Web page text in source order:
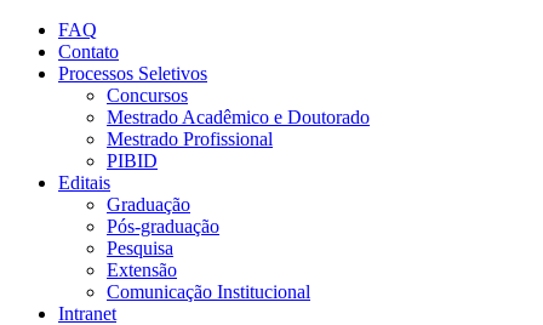
Conteúdo principal
FAQ
Contato
Processos Seletivos
Concursos
Mestrado Acadêmico e Doutorado
Mestrado Profissional
PIBID
Editais
Graduação
Pós-graduação
Pesquisa
Extensão
Comunicação Institucional
Intranet